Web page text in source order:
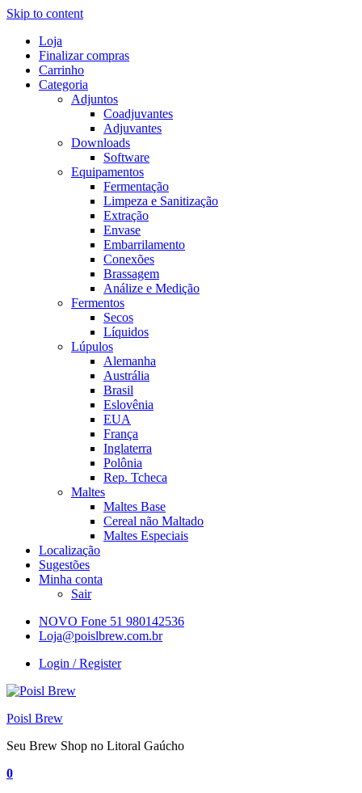
Skip to content
Loja
Finalizar compras
Carrinho
Categoria
Adjuntos
Coadjuvantes
Adjuvantes
Downloads
Software
Equipamentos
Fermentação
Limpeza e Sanitização
Extração
Envase
Embarrilamento
Conexões
Brassagem
Análize e Medição
Fermentos
Secos
Líquidos
Lúpulos
Alemanha
Austrália
Brasil
Eslovênia
EUA
França
Inglaterra
Polônia
Rep. Tcheca
Maltes
Maltes Base
Cereal não Maltado
Maltes Especiais
Localização
Sugestões
Minha conta
Sair
NOVO Fone 51 980142536
Loja@poislbrew.com.br
Login / Register
Poisl Brew
Seu Brew Shop no Litoral Gaúcho
0